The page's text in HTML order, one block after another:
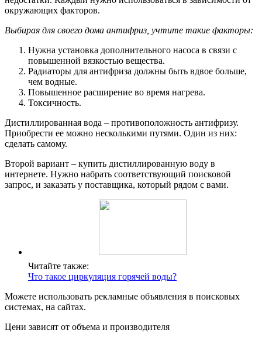
окружающих факторов.
Выбирая для своего дома антифриз, учтите такие факторы:
Нужна установка дополнительного насоса в связи с
повышенной вязкостью вещества.
Радиаторы для антифриза должны быть вдвое больше,
чем водные.
Повышенное расширение во время нагрева.
Токсичность.
Дистиллированная вода – противоположность антифризу.
Приобрести ее можно несколькими путями. Один из них:
сделать самому.
Второй вариант – купить дистиллированную воду в
интернете. Нужно набрать соответствующий поисковой
запрос, и заказать у поставщика, который рядом с вами.
Читайте также:
Что такое циркуляция горячей воды?
Можете использовать рекламные объявления в поисковых
системах, на сайтах.
Цени зависят от объема и производителя